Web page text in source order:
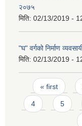
२०७५
मिति: 02/13/2019 -
"घ" वर्गको निर्माण
मिति: 02/13/2019 -
Pages
« first
4 5